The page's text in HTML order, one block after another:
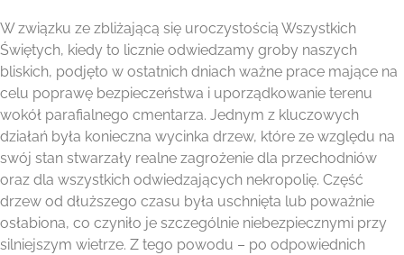
W związku ze zbliżającą się uroczystością Wszystkich
Świętych, kiedy to licznie odwiedzamy groby naszych
bliskich, podjęto w ostatnich dniach ważne prace mające na
celu poprawę bezpieczeństwa i uporządkowanie terenu
wokół parafialnego cmentarza. Jednym z kluczowych
działań była konieczna wycinka drzew, które ze względu na
swój stan stwarzały realne zagrożenie dla przechodniów
oraz dla wszystkich odwiedzających nekropolię. Część
drzew od dłuższego czasu była uschnięta lub poważnie
osłabiona, co czyniło je szczególnie niebezpiecznymi przy
silniejszym wietrze. Z tego powodu – po odpowiednich